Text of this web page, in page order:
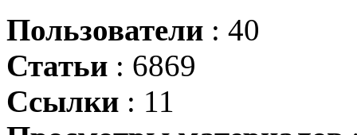
Пользователи : 40
Статьи : 6869
Ссылки : 11